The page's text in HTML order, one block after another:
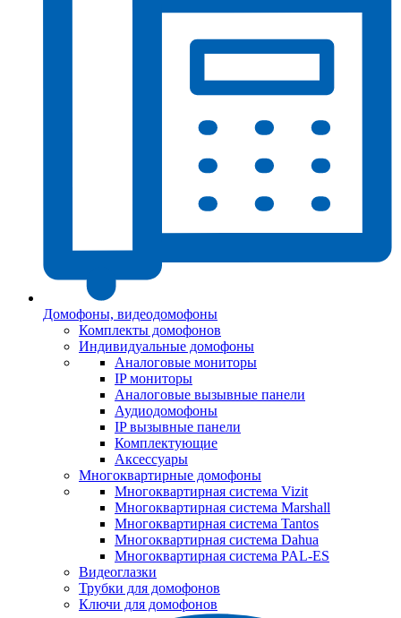
Домофоны, видеодомофоны
Комплекты домофонов
Индивидуальные домофоны
Аналоговые мониторы
IP мониторы
Аналоговые вызывные панели
Аудиодомофоны
IP вызывные панели
Комплектующие
Аксессуары
Многоквартирные домофоны
Многоквартирная система Vizit
Многоквартирная система Marshall
Многоквартирная система Tantos
Многоквартирная система Dahua
Многоквартирная система PAL-ES
Видеоглазки
Трубки для домофонов
Ключи для домофонов